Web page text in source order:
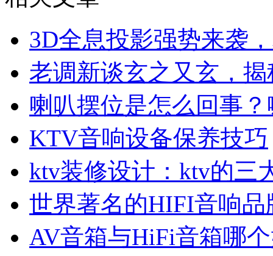
3D全息投影强势来袭
老调新谈玄之又玄，
喇叭摆位是怎么回事
KTV音响设备保养技巧
ktv装修设计：ktv的三
世界著名的HIFI音响品
AV音箱与HiFi音箱哪